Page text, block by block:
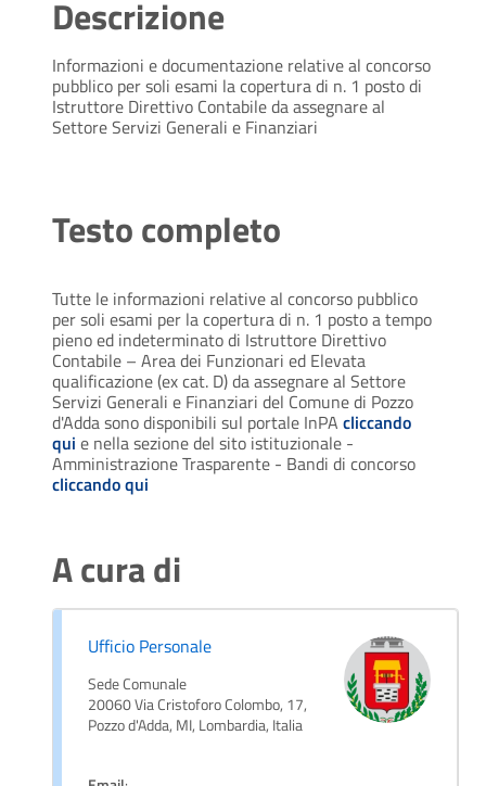
Descrizione
Informazioni e documentazione relative al concorso
pubblico per soli esami la copertura di n. 1 posto di
Istruttore Direttivo Contabile da assegnare al
Settore Servizi Generali e Finanziari
Testo completo
Tutte le informazioni relative al concorso pubblico
per soli esami per la copertura di n. 1 posto a tempo
pieno ed indeterminato di Istruttore Direttivo
Contabile – Area dei Funzionari ed Elevata
qualificazione (ex cat. D) da assegnare al Settore
Servizi Generali e Finanziari del Comune di Pozzo
d'Adda sono disponibili sul portale InPA cliccando
qui e nella sezione del sito istituzionale -
Amministrazione Trasparente - Bandi di concorso
cliccando qui
A cura di
Ufficio Personale
Sede Comunale
20060 Via Cristoforo Colombo, 17,
Pozzo d'Adda, MI, Lombardia, Italia